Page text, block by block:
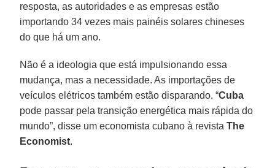
resposta, as autoridades e as empresas estão
importando 34 vezes mais painéis solares chineses
do que há um ano.
Não é a ideologia que está impulsionando essa
mudança, mas a necessidade. As importações de
veículos elétricos também estão disparando. “Cuba
pode passar pela transição energética mais rápida do
mundo”, disse um economista cubano à revistaThe
Economist.